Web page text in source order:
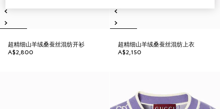
超精细山羊绒桑蚕丝混纺开衫
A$2,800
超精细山羊绒桑蚕丝混纺上衣
A$2,150